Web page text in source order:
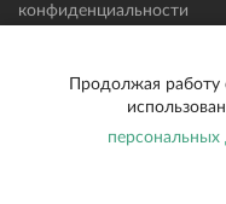
конфиденциальности
соглашение
Публичная оферта
Политика обработки
Продолжая работу
персональных